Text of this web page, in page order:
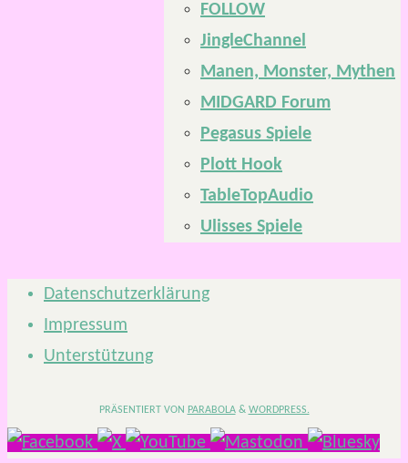
FOLLOW
JingleChannel
Manen, Monster, Mythen
MIDGARD Forum
Pegasus Spiele
Plott Hook
TableTopAudio
Ulisses Spiele
Datenschutzerklärung
Impressum
Unterstützung
PRÄSENTIERT VON PARABOLA& WORDPRESS.